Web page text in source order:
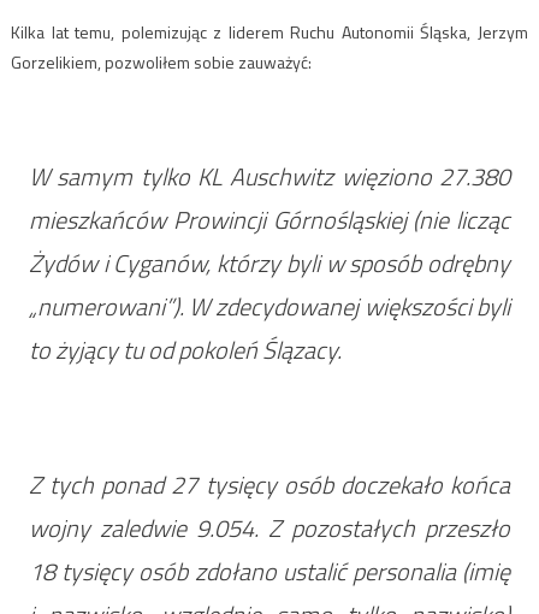
Kilka lat temu, polemizując z liderem Ruchu Autonomii Śląska, Jerzym
Gorzelikiem, pozwoliłem sobie zauważyć:
W samym tylko KL Auschwitz więziono 27.380
mieszkańców Prowincji Górnośląskiej (nie licząc
Żydów i Cyganów, którzy byli w sposób odrębny
„numerowani”). W zdecydowanej większości byli
to żyjący tu od pokoleń Ślązacy.
Z tych ponad 27 tysięcy osób doczekało końca
wojny zaledwie 9.054. Z pozostałych przeszło
18 tysięcy osób zdołano ustalić personalia (imię